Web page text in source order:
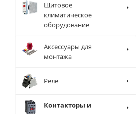
Щитовое
климатическое
оборудование
Аксессуары для
монтажа
Реле
Контакторы и